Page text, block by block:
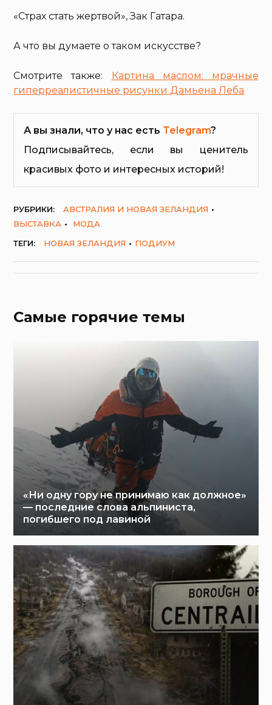
«Страх стать жертвой», Зак Гатара.
А что вы думаете о таком искусстве?
Смотрите также: Картина маслом: мрачные
гиперреалистичные рисунки Дамьена Леба
А вы знали, что у нас есть Telegram?
Подписывайтесь, если вы ценитель
красивых фото и интересных историй!
РУБРИКИ:
АВСТРАЛИЯ И НОВАЯ ЗЕЛАНДИЯ
ВЫСТАВКА
МОДА
ТЕГИ:
НОВАЯ ЗЕЛАНДИЯ ПОДИУМ
Самые горячие темы
«Ни одну гору не принимаю как должное»
— последние слова альпиниста,
погибшего под лавиной